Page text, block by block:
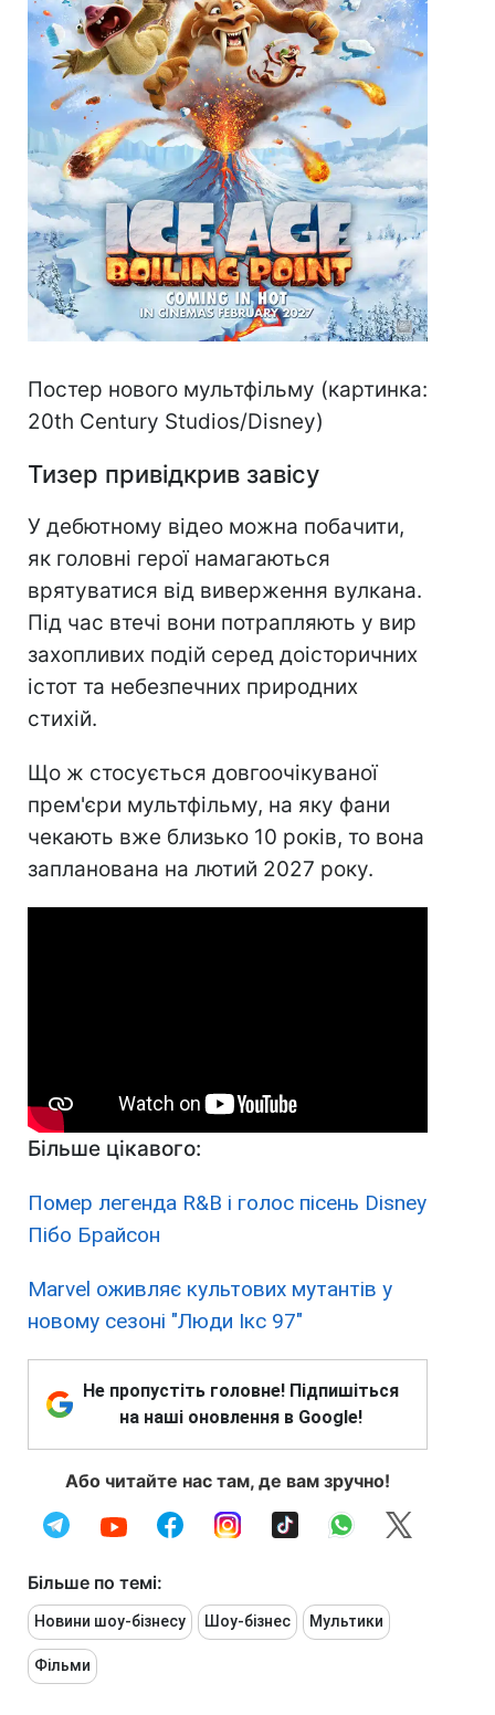
Постер нового мультфільму (картинка:
20th Century Studios/Disney)
Тизер привідкрив завісу
У дебютному відео можна побачити,
як головні герої намагаються
врятуватися від виверження вулкана.
Під час втечі вони потрапляють у вир
захопливих подій серед доісторичних
істот та небезпечних природних
стихій.
Що ж стосується довгоочікуваної
прем'єри мультфільму, на яку фани
чекають вже близько 10 років, то вона
запланована на лютий 2027 року.
Більше цікавого:
Помер легенда R&B і голос пісень Disney
Пібо Брайсон
Marvel оживляє культових мутантів у
новому сезоні "Люди Ікс 97"
Не пропустіть головне! Підпишіться
на наші оновлення в Google!
Або читайте нас там, де вам зручно!
Більше по темі:
Новини шоу-бізнесу Шоу-бізнес Мультики
Фільми